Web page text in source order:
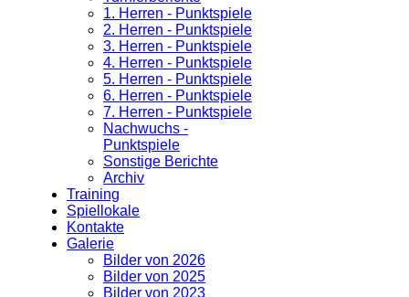
1. Herren - Punktspiele
2. Herren - Punktspiele
3. Herren - Punktspiele
4. Herren - Punktspiele
5. Herren - Punktspiele
6. Herren - Punktspiele
7. Herren - Punktspiele
Nachwuchs -
Punktspiele
Sonstige Berichte
Archiv
Training
Spiellokale
Kontakte
Galerie
Bilder von 2026
Bilder von 2025
Bilder von 2023